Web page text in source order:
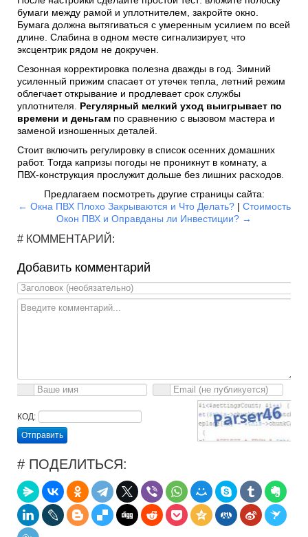
бумаги между рамой и уплотнителем, закройте окно.
Бумага должна вытягиваться с умеренным усилием по всей
длине. Слабина в одном месте сигнализирует, что
эксцентрик рядом не докручен.
Сезонная корректировка полезна дважды в год. Зимний
усиленный прижим спасает от утечек тепла, летний режим
облегчает открывание и продлевает срок службы
уплотнителя. Регулярный мелкий уход выигрывает по
времени и деньгам по сравнению с вызовом мастера и
заменой изношенных деталей.
Стоит включить регулировку в список осенних домашних
работ. Тогда капризы погоды не проникнут в комнату, а
ПВХ-конструкция прослужит дольше без лишних расходов.
Предлагаем посмотреть другие страницы сайта:
← Окна ПВХ Плохо Закрываются и Что Делать?| Стоимость
Окон ПВХ и Оправданы ли Инвестиции? →
# КОММЕНТАРИЙ:
Добавить комментарий
КОД:
Отправить
# ПОДЕЛИТЬСЯ: